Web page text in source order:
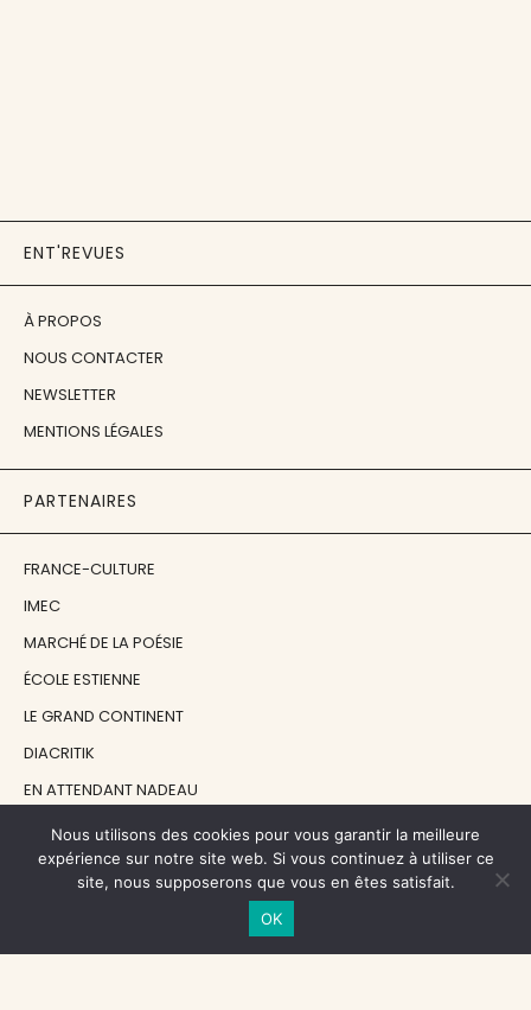
ENT'REVUES
À PROPOS
NOUS CONTACTER
NEWSLETTER
MENTIONS LÉGALES
PARTENAIRES
FRANCE-CULTURE
IMEC
MARCHÉ DE LA POÉSIE
ÉCOLE ESTIENNE
LE GRAND CONTINENT
DIACRITIK
EN ATTENDANT NADEAU
NOS SOUTIENS
Nous utilisons des cookies pour vous garantir la meilleure
expérience sur notre site web. Si vous continuez à utiliser ce
site, nous supposerons que vous en êtes satisfait.
OK